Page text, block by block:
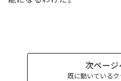
次ページ
既に動いている